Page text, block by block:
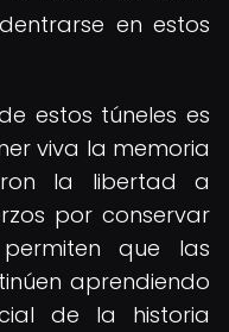
en estos
estos túneles es
viva la memoria
la libertad a
por conservar
que las
aprendiendo
de la historia